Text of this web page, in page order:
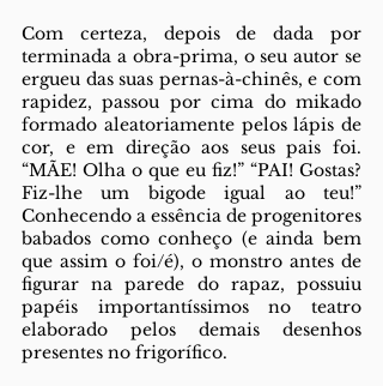
Com certeza, depois de dada por
terminada a obra-prima, o seu autor se
ergueu das suas pernas-à-chinês, e com
rapidez, passou por cima do mikado
formado aleatoriamente pelos lápis de
cor, e em direção aos seus pais foi.
“MÃE! Olha o que eu fiz!” “PAI! Gostas?
Fiz-lhe um bigode igual ao teu!”
Conhecendo a essência de progenitores
babados como conheço (e ainda bem
que assim o foi/é), o monstro antes de
figurar na parede do rapaz, possuiu
papéis importantíssimos no teatro
elaborado pelos demais desenhos
presentes no frigorífico.